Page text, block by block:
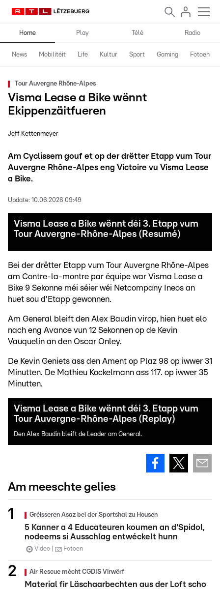
Home Play Télé Radio
News Mobilitéit Life Kultur Sport Gaming Fotoen
Tour Auvergne Rhône-Alpes
Visma Lease a Bike wënnt
Ekippenzäitfueren
Jeff Kettenmeyer
Am Cyclissem gouf et op der drëtter Etapp vum Tour
Auvergne Rhône-Alpes eng Victoire vu Visma Lease
a Bike.
Update: 10.06.2026 09:49
Visma Lease a Bike wënnt déi 3. Etapp vum
Tour Auvergne-Rhône-Alpes (Resumé)
Bei der drëtter Etapp vum Tour Auvergne Rhône-Alpes
am Contre-la-montre par équipe war Visma Lease a
Bike 9 Sekonne méi séier wéi Netcompany Ineos an
huet sou d'Etapp gewonnen.
Am General bleift den Alex Baudin virop, hien huet elo
nach eng Avance vun 12 Sekonnen op de Kevin
Vauquelin an den Oscar Onley.
De Kevin Geniets ass den Ament op Plaz 98 op iwwer 31
Minutten. De Mathieu Kockelmann ass 117. op iwwer 35
Minutten.
Visma Lease a Bike wënnt déi 3. Etapp vum
Tour Auvergne-Rhône-Alpes (Replay)
Den Alex Baudin bleift de Leader am General.
Am meeschte gelies
Gréisseren Asaz bei der Sportshal zu Housen
5 Kanner a 4 Educateuren koumen an d'Spidol,
nodeems si Ausschlag entwéckelt hunn
Video Fotoen
Air Rescue mécht CGDIS Virwërf
Material fir Läschaarbechten aus der Loft scho